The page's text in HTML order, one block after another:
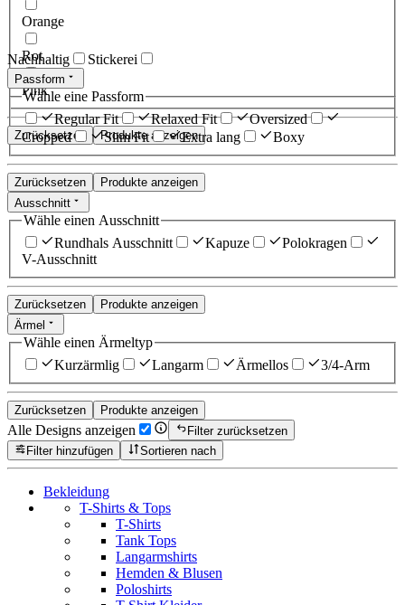
Orange
Rot
Pink
Zurücksetzen Produkte anzeigen
Nachhaltig Stickerei
Passform
Wähle eine Passform
Regular Fit
Relaxed Fit
Oversized
Cropped
Slim Fit Extra lang Boxy
Zurücksetzen
Produkte anzeigen
Ausschnitt
Wähle einen Ausschnitt
Rundhals Ausschnitt
Kapuze
Polokragen
V-Ausschnitt
Zurücksetzen
Produkte anzeigen
Ärmel
Wähle einen Ärmeltyp
Kurzärmlig
Langarm Ärmellos 3/4-Arm
Zurücksetzen Produkte anzeigen
Alle Designs anzeigen
Filter zurücksetzen
Filter hinzufügen
Sortieren nach
Bekleidung
T-Shirts & Tops
T-Shirts
Tank Tops
Langarmshirts
Hemden & Blusen
Poloshirts